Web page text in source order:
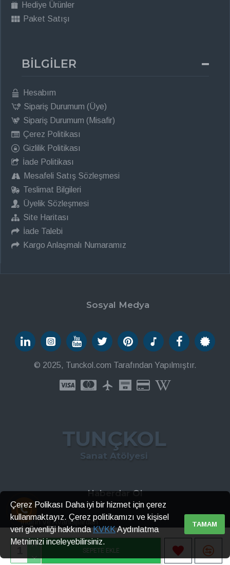
SEPETE EKLE
Hediye Ürünler
Paket Satışı
BİLGİLER
Hesabım
Sipariş Durumum (Üye)
Sipariş Durumum (Misafir)
Çerez Politikası
Gizlilik Politikası
İade Politikası
Mesafeli Satış Sözleşmesi
Teslimat Bilgileri
Üyelik Sözleşmesi
Site Haritası
İade Talebi
Kargo Anlaşmalı Numaramız
Sosyal Medya
© 2025, Tunckol.com Tarafından Yapılmıştır.
TUNÇKOL
Sanat Atölyesi
Haberdar Ol
İndirin ve Avantajlardan TAMAM
Çerez Polikası Daha iyi bir hizmet için çerez
kullanmaktayız. Çerez politikamızı ve kişisel
veri güvenliği hakkındaKVKKAydınlatma
Metnimizi inceleyebilirsiniz.